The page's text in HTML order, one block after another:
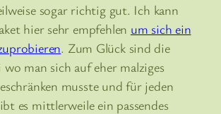
sogar richtig gut. Ich kann
hier sehr empfehlen um sich ein
. Zum Glück sind die
man sich auf eher malziges
musste und für jeden
es mittlerweile ein passendes